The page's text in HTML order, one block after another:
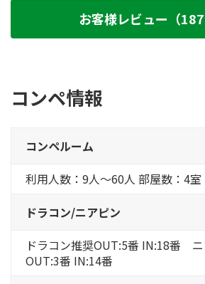
お客様レビュー（187
コンペ情報
コンペルーム
利用人数：9人～60人 部屋数：4室
ドラコン/ニアピン
ドラコン推奨OUT:5番 IN:18番
OUT:3番 IN:14番